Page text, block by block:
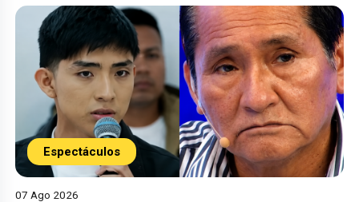
Espectáculos
07 Ago 2026